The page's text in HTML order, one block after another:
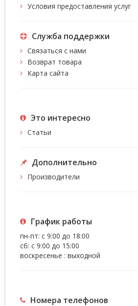
Условия предоставления услуг
Служба поддержки
Связаться с нами
Возврат товара
Карта сайта
Это интересно
Статьи
Дополнительно
Производители
График работы
пн-пт: с 9:00 до 18:00
сб: с 9:00 до 15:00
воскресенье : выходной
Номера телефонов